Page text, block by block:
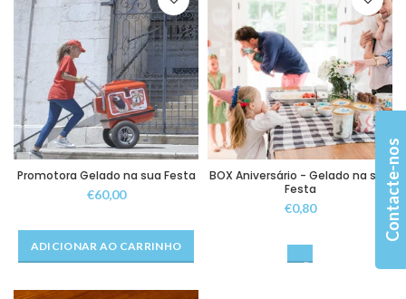
Promotora Gelado na sua Festa
€60,00
ADICIONAR AO CARRINHO
BOX Aniversário - Gelado na sua
Festa
€0,80
Contacte-nos